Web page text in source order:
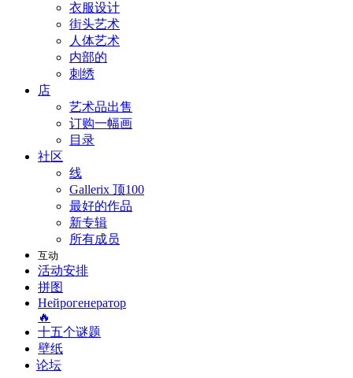
衣服设计
街头艺术
人体艺术
内部的
刺绣
店
艺术品出售
订购一幅画
目录
社区
线
Gallerix 顶100
最好的作品
新专辑
所有成员
互动
活动安排
拼图
Нейрогенератор
🔥
十五个谜题
壁纸
论坛